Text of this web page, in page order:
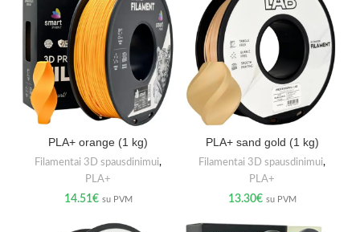
PLA+ orange (1 kg)
Filamentai 3D spausdinimui,
PLA+
14.51€ su PVM
PLA+ sand gold (1 kg)
Filamentai 3D spausdinimui,
PLA+
13.30€ su PVM